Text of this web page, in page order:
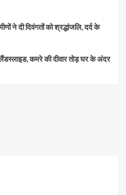
ने दी दिवंगतों को श्रद्धांजलि, दर्द के
कमरे की दीवार तोड़ घर के अंदर